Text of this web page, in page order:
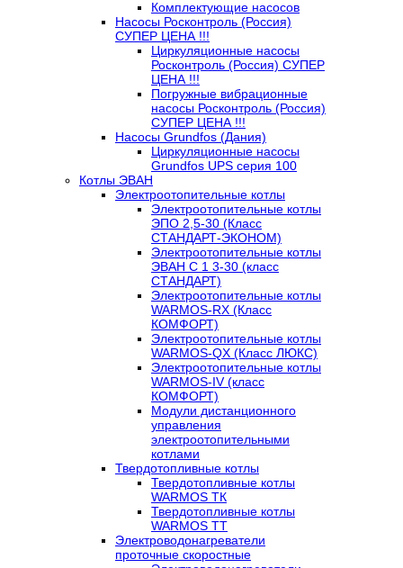
Комплектующие насосов
Насосы Росконтроль (Россия)
СУПЕР ЦЕНА !!!
Циркуляционные насосы
Росконтроль (Россия) СУПЕР
ЦЕНА !!!
Погружные вибрационные
насосы Росконтроль (Россия)
СУПЕР ЦЕНА !!!
Насосы Grundfos (Дания)
Циркуляционные насосы
Grundfos UPS серия 100
Котлы ЭВАН
Электроотопительные котлы
Электроотопительные котлы
ЭПО 2,5-30 (Класс
СТАНДАРТ-ЭКОНОМ)
Электроотопительные котлы
ЭВАН С 1 3-30 (класс
СТАНДАРТ)
Электроотопительные котлы
WARMOS-RX (Класс
КОМФОРТ)
Электроотопительные котлы
WARMOS-QX (Класс ЛЮКС)
Электроотопительные котлы
WARMOS-IV (класс
КОМФОРТ)
Модули дистанционного
управления
электроотопительными
котлами
Твердотопливные котлы
Твердотопливные котлы
WARMOS TК
Твердотопливные котлы
WARMOS TT
Электроводонагреватели
проточные скоростные